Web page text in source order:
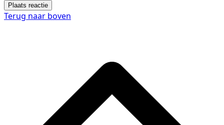
Plaats reactie
Terug naar boven